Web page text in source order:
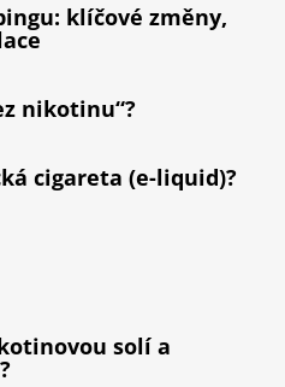
klíčové změny,
nikotinu“?
cigareta (e-liquid)?
solí a